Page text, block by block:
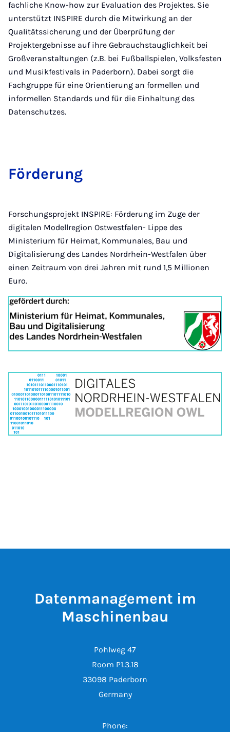
fachliche Know-how zur Evaluation des Projektes. Sie
unterstützt INSPIRE durch die Mitwirkung an der
Qualitätssicherung und der Überprüfung der
Projektergebnisse auf ihre Gebrauchstauglichkeit bei
Großveranstaltungen (z.B. bei Fußballspielen, Volksfesten
und Musikfestivals in Paderborn). Dabei sorgt die
Fachgruppe für eine Orientierung an formellen und
informellen Standards und für die Einhaltung des
Datenschutzes.
För­der­ung
Forschungsprojekt INSPIRE: Förderung im Zuge der
digitalen Modellregion Ostwestfalen- Lippe des
Ministerium für Heimat, Kommunales, Bau und
Digitalisierung des Landes Nordrhein-Westfalen über
einen Zeitraum von drei Jahren mit rund 1,5 Millionen
Euro.
Datenmanagement im
Maschinenbau
Pohlweg 47
Room P1.3.18
33098 Paderborn
Germany
Phone: